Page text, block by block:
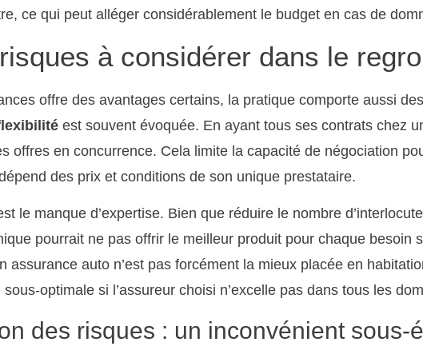
ce qui peut alléger considérablement le budget en cas de
à considérer dans le
offre des avantages certains, la pratique comporte aussi
est souvent évoquée. En ayant tous ses contrats chez
offres en concurrence. Cela limite la capacité de négociation
des prix et conditions de son unique prestataire.
le manque d’expertise. Bien que réduire le nombre
pourrait ne pas offrir le meilleur produit pour chaque besoin
assurance auto n’est pas forcément la mieux placée en
optimale si l’assureur choisi n’excelle pas dans tous les
des risques : un inconvénient sous-